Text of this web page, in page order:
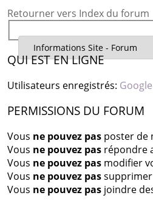
Retourner vers Index du forum
QUI EST EN LIGNE
Utilisateurs enregistrés:
PERMISSIONS DU FORUM
Vous ne pouvez pasposter de
Vous ne pouvez pasrépondre
Vous ne pouvez pasmodifier
Vous ne pouvez passupprimer
Vous ne pouvez pasjoindre